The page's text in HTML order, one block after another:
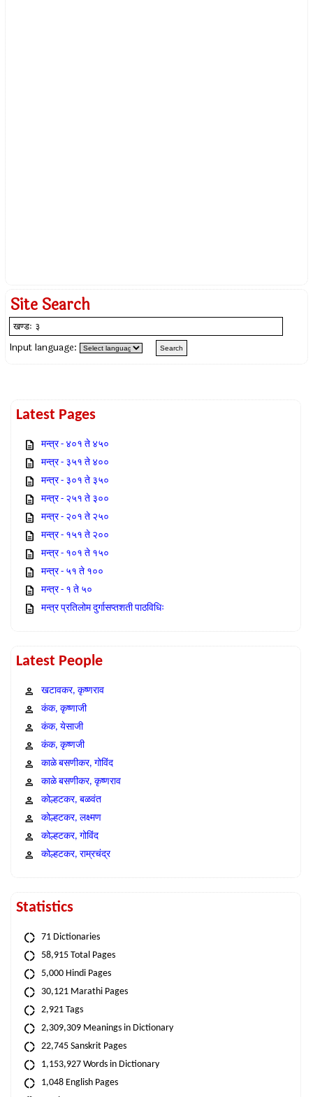
Site Search
Input language:
Latest Pages
मन्त्र - ४०१ ते ४५०
मन्त्र - ३५१ ते ४००
मन्त्र - ३०१ ते ३५०
मन्त्र - २५१ ते ३००
मन्त्र - २०१ ते २५०
मन्त्र - १५१ ते २००
मन्त्र - १०१ ते १५०
मन्त्र - ५१ ते १००
मन्त्र - १ ते ५०
मन्त्र प्रतिलोम दुर्गासप्तशती पाठविधिः
Latest People
खटावकर, कृष्णराव
कंक, कृष्णाजी
कंक, येसाजी
कंक, कृष्णजी
काळे बसणीकर, गोविंद
काळे बसणीकर, कृष्णराव
कोल्हटकर, बळवंत
कोल्हटकर, लक्ष्मण
कोल्हटकर, गोविंद
कोल्हटकर, राम्रचंद्र
Statistics
71 Dictionaries
58,915 Total Pages
5,000 Hindi Pages
30,121 Marathi Pages
2,921 Tags
2,309,309 Meanings in Dictionary
22,745 Sanskrit Pages
1,153,927 Words in Dictionary
1,048 English Pages